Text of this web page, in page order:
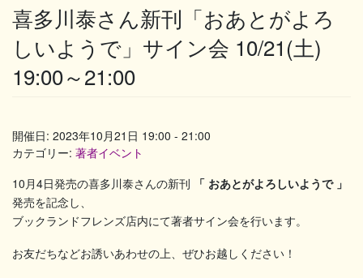
喜多川泰さん新刊「おあとがよろ
しいようで」サイン会 10/21(土)
19:00～21:00
開催日: 2023年10月21日 19:00 - 21:00
カテゴリー: 著者イベント
10月4日発売の喜多川泰さんの新刊 「 おあとがよろしいようで 」
発売を記念し、
ブックランドフレンズ店内にて著者サイン会を行います。
お友だちなどお誘いあわせの上、ぜひお越しください！